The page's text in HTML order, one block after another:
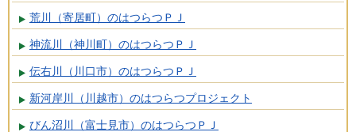
荒川（寄居町）のはつらつＰＪ
神流川（神川町）のはつらつＰＪ
伝右川（川口市）のはつらつＰＪ
新河岸川（川越市）のはつらつプロジェクト
びん沼川（富士見市）のはつらつＰＪ